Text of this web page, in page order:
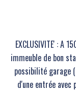
EXCLUSIVITE' : A
immeuble de bon
possibilité garage
d'une entrée